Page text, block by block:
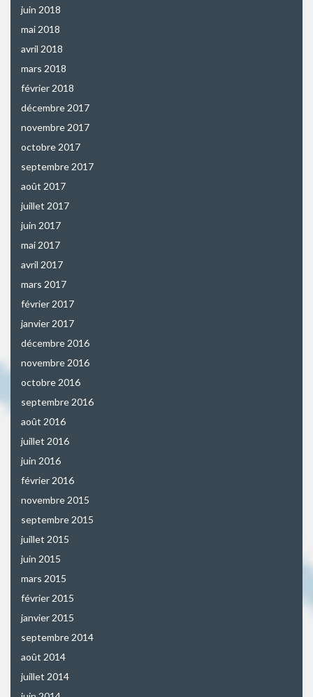
juin 2018
mai 2018
avril 2018
mars 2018
février 2018
décembre 2017
novembre 2017
octobre 2017
septembre 2017
août 2017
juillet 2017
juin 2017
mai 2017
avril 2017
mars 2017
février 2017
janvier 2017
décembre 2016
novembre 2016
octobre 2016
septembre 2016
août 2016
juillet 2016
juin 2016
février 2016
novembre 2015
septembre 2015
juillet 2015
juin 2015
mars 2015
février 2015
janvier 2015
septembre 2014
août 2014
juillet 2014